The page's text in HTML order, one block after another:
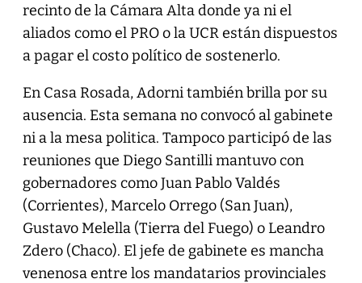
recinto de la Cámara Alta donde ya ni el
aliados como el PRO o la UCR están dispuestos
a pagar el costo político de sostenerlo.
En Casa Rosada, Adorni también brilla por su
ausencia. Esta semana no convocó al gabinete
ni a la mesa politica. Tampoco participó de las
reuniones que Diego Santilli mantuvo con
gobernadores como Juan Pablo Valdés
(Corrientes), Marcelo Orrego (San Juan),
Gustavo Melella (Tierra del Fuego) o Leandro
Zdero (Chaco). El jefe de gabinete es mancha
venenosa entre los mandatarios provinciales